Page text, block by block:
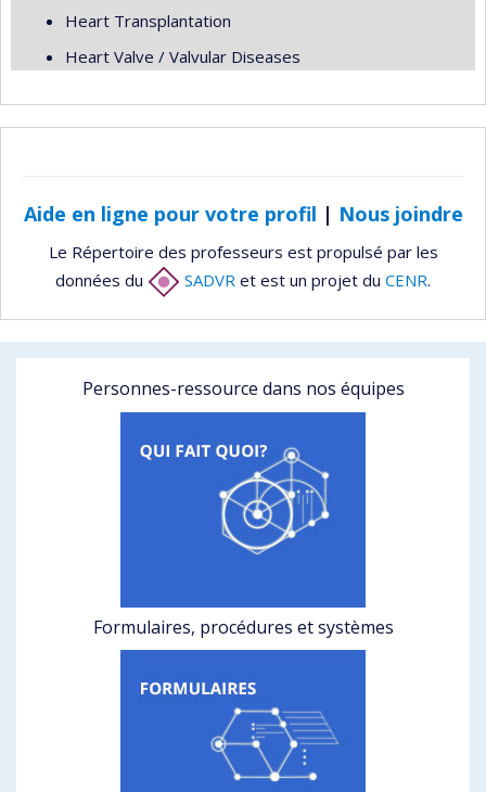
Heart Transplantation
Heart Valve / Valvular Diseases
Aide en ligne pour votre profil | Nous joindre
Le Répertoire des professeurs est propulsé par les
données du
SADVR et est un projet du CENR.
Personnes-ressource dans nos équipes
Formulaires, procédures et systèmes